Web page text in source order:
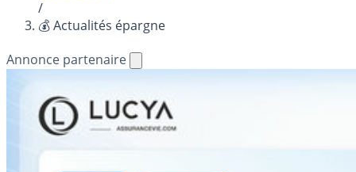
/
💰 Actualités épargne
Annonce partenaire